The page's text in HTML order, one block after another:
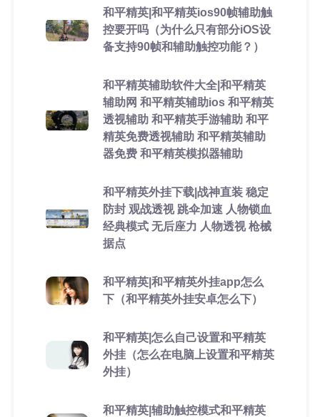
和平精英|和平精英ios90帧辅助触
控要开吗（为什么只有部分iOS设
备支持90帧和辅助触控功能？）
和平精英辅助软件大全|和平精英
辅助网 和平精英辅助ios 和平精英
透视辅助 和平精英手游辅助 和平
精英免费透视辅助 和平精英辅助
器免费 和平精英模拟器辅助
和平精英外挂下载|战神直装 稳定
防封 观战透视 跳伞加速 人物锁血
经典模式 无后座力 人物透视 枪械
据点
和平精英|和平精英外挂app怎么
下（和平精英外挂安卓怎么下）
和平精英|怎么自己设置和平精英
外挂（怎么在电脑上设置和平精英
外挂）
和平精英|辅助触控模式和平精英